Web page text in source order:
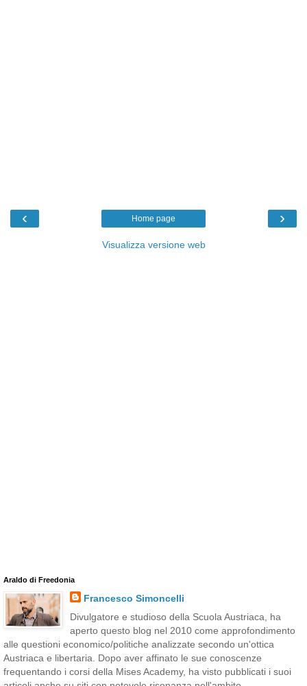
‹ ›
Home page
Visualizza versione web
Araldo di Freedonia
Francesco Simoncelli
Divulgatore e studioso della Scuola Austriaca, ha
aperto questo blog nel 2010 come approfondimento
alle questioni economico/politiche analizzate secondo un'ottica
Austriaca e libertaria. Dopo aver affinato le sue conoscenze
frequentando i corsi della Mises Academy, ha visto pubblicati i suoi